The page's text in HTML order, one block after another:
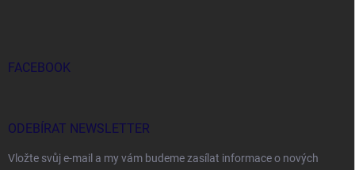
FACEBOOK
ODEBÍRAT NEWSLETTER
Vložte svůj e-mail a my vám budeme zasílat informace o nových